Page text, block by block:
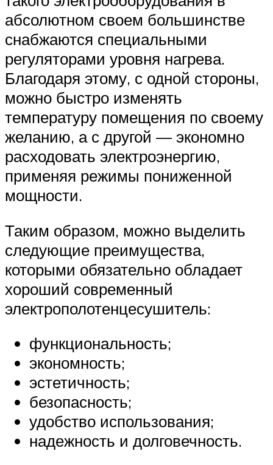
абсолютном своем большинстве
снабжаются специальными
регуляторами уровня нагрева.
Благодаря этому, с одной стороны,
можно быстро изменять
температуру помещения по своему
желанию, а с другой — экономно
расходовать электроэнергию,
применяя режимы пониженной
мощности.
Таким образом, можно выделить
следующие преимущества,
которыми обязательно обладает
хороший современный
электрополотенцесушитель:
функциональность;
экономность;
эстетичность;
безопасность;
удобство использования;
надежность и долговечность.